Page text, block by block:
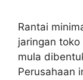
Rantai
jaringan
mula
Perusahaan